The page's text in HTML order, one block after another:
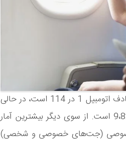
به جرات می‌توان گفت که هنوز شانس شما در تصادف اتومبیل 1 در 114 است، در حالی
که احتمال مرگ شما در تصادف هواپیما 1 در 9،821 است. از سوی دیگر بیشترین آمار
خصوصی (جت‌های خصوصی و شخصی)